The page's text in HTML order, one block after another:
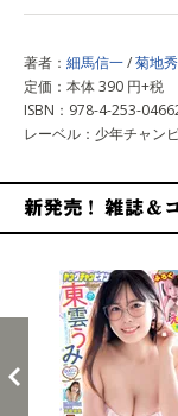
著者： 細馬信一/菊地
定価：本体 390 円+税
ISBN：978-4-253-
レーベル：少年チャン